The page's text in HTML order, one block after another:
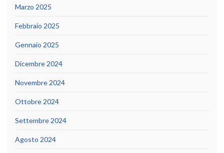
Marzo 2025
Febbraio 2025
Gennaio 2025
Dicembre 2024
Novembre 2024
Ottobre 2024
Settembre 2024
Agosto 2024